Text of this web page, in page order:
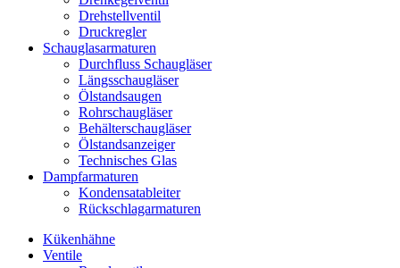
Drehstellventil
Druckregler
Schauglas­armaturen
Durchfluss Schaugläser
Längsschaugläser
Ölstandsaugen
Rohrschaugläser
Behälterschaugläser
Ölstandsanzeiger
Technisches Glas
Dampfarmaturen
Kondensatableiter
Rückschlagarmaturen
Kükenhähne
Ventile